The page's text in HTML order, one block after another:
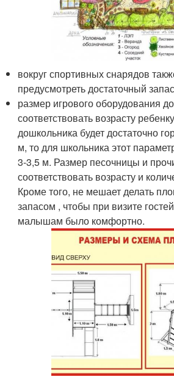
вокруг спортивных снарядов
предусмотреть достаточный
размер игрового оборудования
соответствовать возрасту
дошкольника будет достаточно
м, то для школьника этот
3-3,5 м. Размер песочницы и
соответствовать возрасту и
Кроме того, не мешает делать
запасом , чтобы при визите
малышам было комфортно.